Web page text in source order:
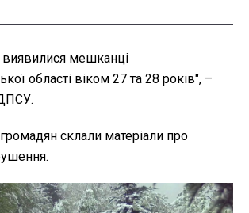
мешканці
області віком 27 та 28 років", –
склали матеріали про